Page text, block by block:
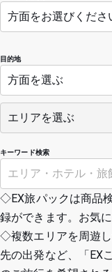
目的地
キーワード検索
◇EX旅パックは商品
録ができます。お気
◇複数エリアを周遊
先の出発など、「EX